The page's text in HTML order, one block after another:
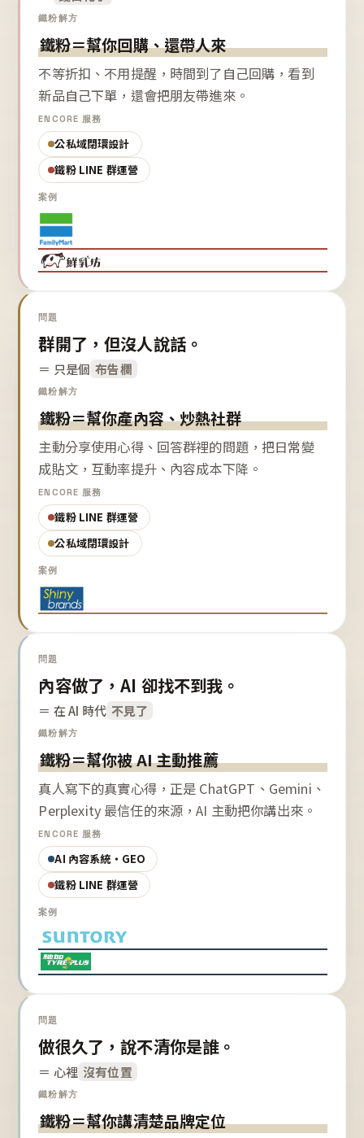
鐵粉解方
鐵粉＝幫你回購、還帶人來
不等折扣、不用提醒，時間到了自己回購，看到
新品自己下單，還會把朋友帶進來。
ENCORE 服務
公私域閉環設計
鐵粉 LINE 群運營
案例
問題
群開了，但沒人說話。
＝ 只是個 布告欄
鐵粉解方
鐵粉＝幫你產內容、炒熱社群
主動分享使用心得、回答群裡的問題，把日常變
成貼文，互動率提升、內容成本下降。
ENCORE 服務
鐵粉 LINE 群運營
公私域閉環設計
案例
問題
內容做了，AI 卻找不到我。
＝ 在 AI 時代 不見了
鐵粉解方
鐵粉＝幫你被 AI 主動推薦
真人寫下的真實心得，正是 ChatGPT、Gemini、
Perplexity 最信任的來源，AI 主動把你講出來。
ENCORE 服務
AI 內容系統・GEO
鐵粉 LINE 群運營
案例
問題
做很久了，說不清你是誰。
＝ 心裡 沒有位置
鐵粉解方
鐵粉＝幫你講清楚品牌定位